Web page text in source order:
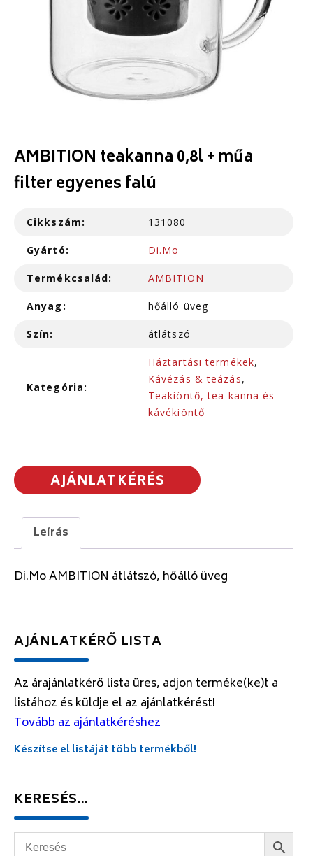
AMBITION teakanna 0,8l + műa
filter egyenes falú
Cikkszám: 131080
Gyártó: Di.Mo
Termékcsalád: AMBITION
Anyag: hőálló üveg
Szín: átlátszó
Kategória:
Háztartási termékek,
Kávézás & teázás,
Teakiöntő, tea kanna és
kávékiöntő
AJÁNLATKÉRÉS
Leírás
Di.Mo AMBITION átlátszó, hőálló üveg
AJÁNLATKÉRŐ LISTA
Az árajánlatkérő lista üres, adjon terméke(ke)t a
listához és küldje el az ajánlatkérést!
Tovább az ajánlatkéréshez
Készítse el listáját több termékből!
KERESÉS…